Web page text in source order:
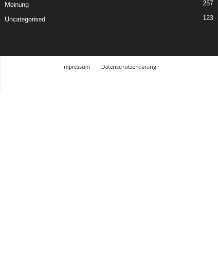
Meinung 257
Uncategorised 123
Impressum
Datenschutzerklärung